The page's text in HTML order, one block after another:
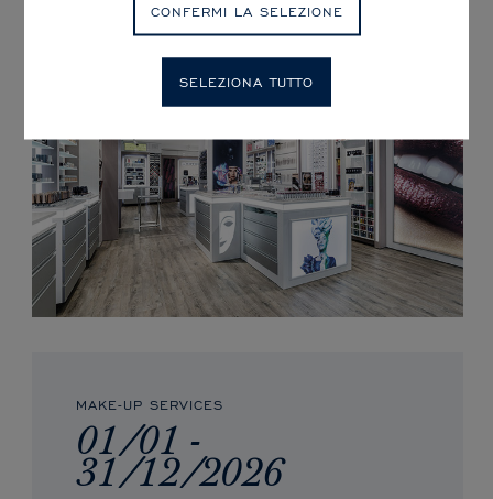
MAKE-UP SERVICES
01/01 -
31/12/2026
CONFERMI LA SELEZIONE
SELEZIONA TUTTO